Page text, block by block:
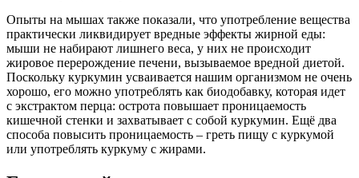
Опыты на мышах также показали, что употребление вещества
практически ликвидирует вредные эффекты жирной еды:
мыши не набирают лишнего веса, у них не происходит
жировое перерождение печени, вызываемое вредной диетой.
Поскольку куркумин усваивается нашим организмом не очень
хорошо, его можно употреблять как биодобавку, которая идет
с экстрактом перца: острота повышает проницаемость
кишечной стенки и захватывает с собой куркумин. Ещё два
способа повысить проницаемость – греть пищу с куркумой
или употреблять куркуму с жирами.